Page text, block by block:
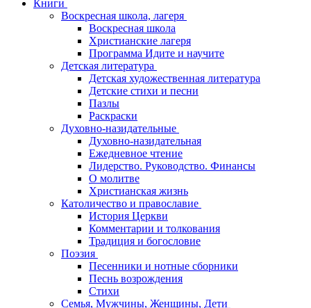
Книги
Воскресная школа, лагеря
Воскресная школа
Христианские лагеря
Программа Идите и научите
Детская литература
Детская художественная литература
Детские стихи и песни
Пазлы
Раскраски
Духовно-назидательные
Духовно-назидательная
Ежедневное чтение
Лидерство. Руководство. Финансы
О молитве
Христианская жизнь
Католичество и православие
История Церкви
Комментарии и толкования
Традиция и богословие
Поэзия
Песенники и нотные сборники
Песнь возрождения
Стихи
Семья, Мужчины, Женщины, Дети